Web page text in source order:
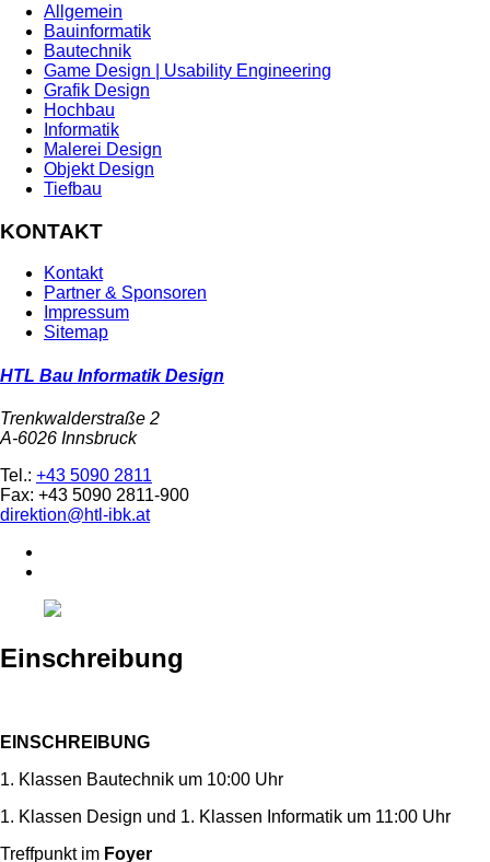
Allgemein
Bauinformatik
Bautechnik
Game Design | Usability Engineering
Grafik Design
Hochbau
Informatik
Malerei Design
Objekt Design
Tiefbau
KONTAKT
Kontakt
Partner & Sponsoren
Impressum
Sitemap
HTL Bau Informatik Design
Trenkwalderstraße 2
A-6026 Innsbruck
Tel.: +43 5090 2811
Fax: +43 5090 2811-900
direktion@htl-ibk.at
Einschreibung
EINSCHREIBUNG
1. Klassen Bautechnik um 10:00 Uhr
1. Klassen Design und 1. Klassen Informatik um 11:00 Uhr
Treffpunkt im Foyer